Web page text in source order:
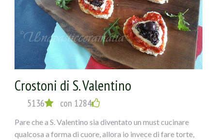
3) Disporre il ripieno sui filetti di pesce e arrotolare.
4) Passare i rotolini nel misto di pangrattato e farina di
mais in parti uguali e disporre su una teglia con carta
forno unta, irrorare leggermente di olio, un pizzico di sale
e infornare a 180° per circa 20-25 minuti.
Crostoni di S. Valentino
5136 con 1284
Pare che a S. Valentino sia diventato un must cucinare
qualcosa a forma di cuore, allora io invece di fare torte,